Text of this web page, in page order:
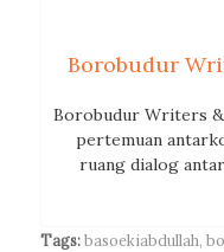
Borobudur
Borobudur Writers &
pertemuan
ruang dialog
Tags: basoekiabdullah,